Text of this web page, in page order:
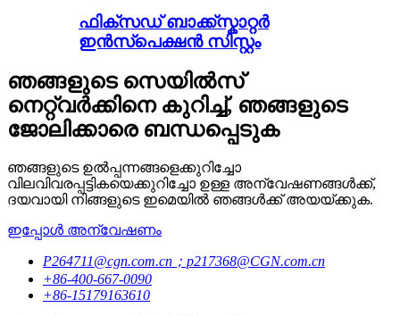
ഫിക്സഡ് ബാക്ക്സ്കാറ്റർ
ഇൻസ്പെക്ഷൻ സിസ്റ്റം
ഞങ്ങളുടെ സെയിൽസ്
നെറ്റ്‌വർക്കിനെ കുറിച്ച്, ഞങ്ങളുടെ
ജോലിക്കാരെ ബന്ധപ്പെടുക
ഞങ്ങളുടെ ഉൽപ്പന്നങ്ങളെക്കുറിച്ചോ
വിലവിവരപ്പട്ടികയെക്കുറിച്ചോ ഉള്ള അന്വേഷണങ്ങൾക്ക്,
ദയവായി നിങ്ങളുടെ ഇമെയിൽ ഞങ്ങൾക്ക് അയയ്ക്കുക.
ഇപ്പോൾ അന്വേഷണം
P264711@cgn.com.cn；p217368@CGN.com.cn
+86-400-667-0090
+86-15179163610